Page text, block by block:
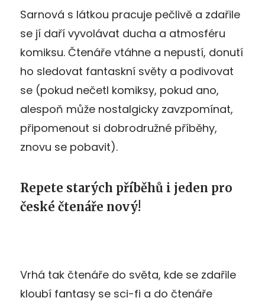
Sarnová s látkou pracuje pečlivě a zdařile
se jí daří vyvolávat ducha a atmosféru
komiksu. Čtenáře vtáhne a nepustí, donutí
ho sledovat fantaskní světy a podivovat
se (pokud nečetl komiksy, pokud ano,
alespoň může nostalgicky zavzpomínat,
připomenout si dobrodružné příběhy,
znovu se pobavit).
Repete starých příběhů i jeden pro
české čtenáře nový!
Vrhá tak čtenáře do světa, kde se zdařile
kloubí fantasy se sci-fi a do čtenáře